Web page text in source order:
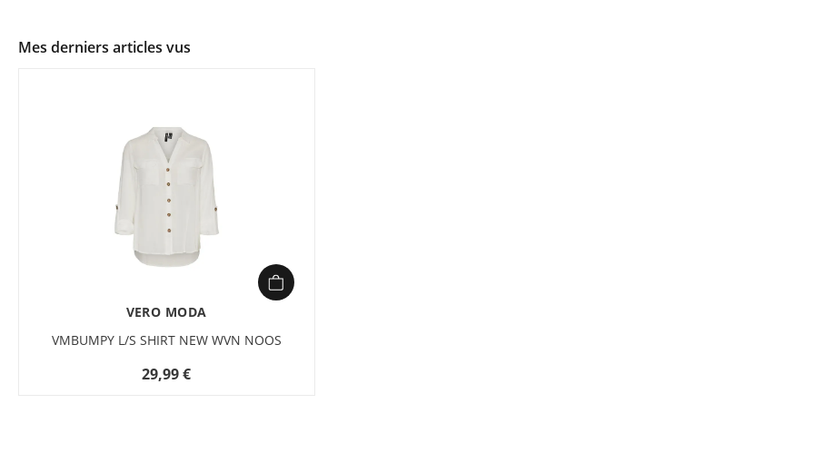
Mes derniers articles vus
VERO MODA
VMBUMPY L/S SHIRT NEW WVN NOOS
29,99 €